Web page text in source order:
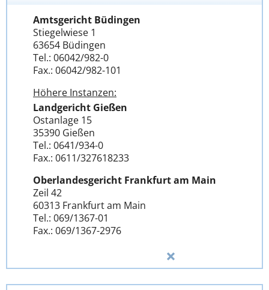
Amtsgericht Büdingen
Stiegelwiese 1
63654 Büdingen
Tel.: 06042/982-0
Fax.: 06042/982-101
Höhere Instanzen:
Landgericht Gießen
Ostanlage 15
35390 Gießen
Tel.: 0641/934-0
Fax.: 0611/327618233
Oberlandesgericht Frankfurt am Main
Zeil 42
60313 Frankfurt am Main
Tel.: 069/1367-01
Fax.: 069/1367-2976